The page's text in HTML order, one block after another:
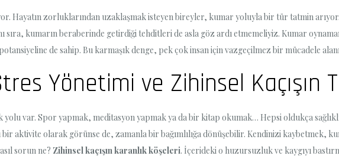
Hayatın zorluklarından uzaklaşmak isteyen bireyler, kumar yoluyla bir tür tatmin
sıra, kumarın beraberinde getirdiği tehditleri de asla göz ardı etmemeliyiz. Kumar
de sahip. Bu karmaşık denge, pek çok insan için vazgeçilmez bir mücadele
Yönetimi ve Zihinsel Kaçışın
var. Spor yapmak, meditasyon yapmak ya da bir kitap okumak… Hepsi oldukça
bir aktivite olarak görünse de, zamanla bir bağımlılığa dönüşebilir. Kendinizi kaybetmek,
sorun ne? Zihinsel kaçışın karanlık köşeleri. İçerideki o huzursuzluk ve kaygıyı